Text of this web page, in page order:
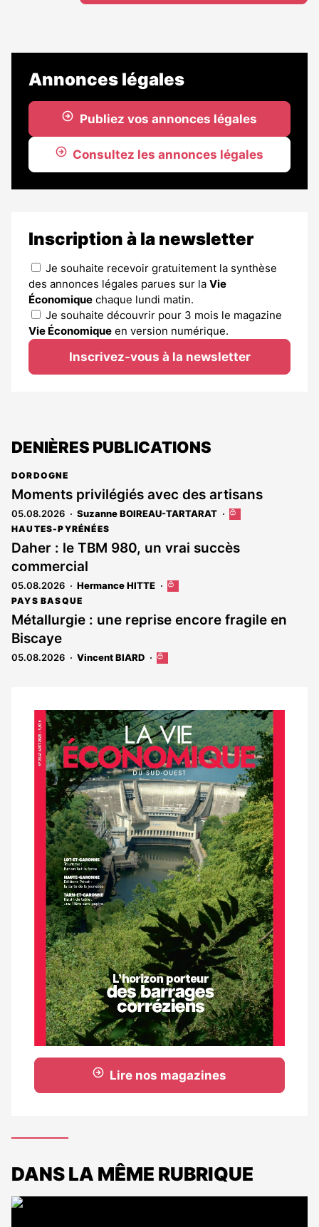
Annonces légales
Publiez vos annonces légales
Consultez les annonces légales
Inscription à la newsletter
Je souhaite recevoir gratuitement la synthèse
des annonces légales parues sur la Vie
Économique chaque lundi matin.
Je souhaite découvrir pour 3 mois le magazine
Vie Économique en version numérique.
Inscrivez-vous à la newsletter
DENIÈRES PUBLICATIONS
DORDOGNE
Moments privilégiés avec des artisans
05.08.2026 Suzanne BOIREAU-TARTARAT
Cet
est
réservé
HAUTES-PYRÉNÉES
Daher : le TBM 980, un vrai succès
commercial
05.08.2026 Hermance HITTE
Cet
réservé
abonnés
PAYS BASQUE
Métallurgie : une reprise encore fragile en
Biscaye
05.08.2026 Vincent BIARD
Cet
aux
abonnés
Notre
dernier
magazine
Lire nos magazines
DANS LA MÊME RUBRIQUE